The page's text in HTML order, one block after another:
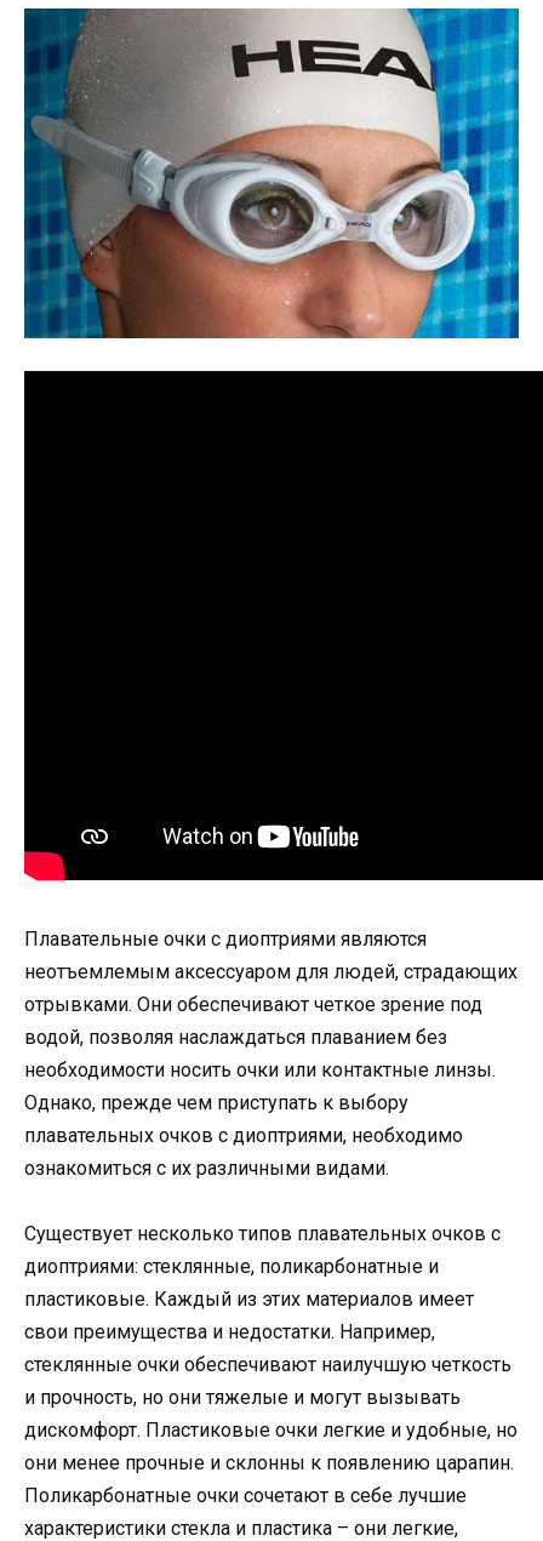
Плавательные очки с диоптриями являются
неотъемлемым аксессуаром для людей, страдающих
отрывками. Они обеспечивают четкое зрение под
водой, позволяя наслаждаться плаванием без
необходимости носить очки или контактные линзы.
Однако, прежде чем приступать к выбору
плавательных очков с диоптриями, необходимо
ознакомиться с их различными видами.
Существует несколько типов плавательных очков с
диоптриями: стеклянные, поликарбонатные и
пластиковые. Каждый из этих материалов имеет
свои преимущества и недостатки. Например,
стеклянные очки обеспечивают наилучшую четкость
и прочность, но они тяжелые и могут вызывать
дискомфорт. Пластиковые очки легкие и удобные, но
они менее прочные и склонны к появлению царапин.
Поликарбонатные очки сочетают в себе лучшие
характеристики стекла и пластика – они легкие,